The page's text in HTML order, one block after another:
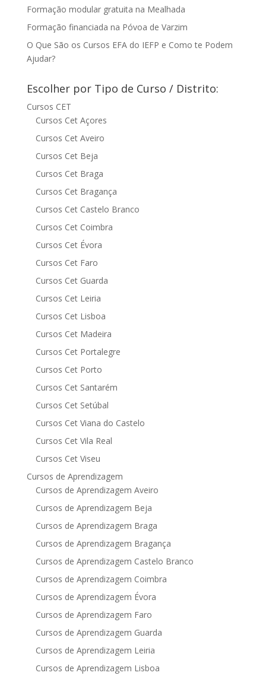
Formação modular gratuita na Mealhada
Formação financiada na Póvoa de Varzim
O Que São os Cursos EFA do IEFP e Como te Podem
Ajudar?
Escolher por Tipo de Curso / Distrito:
Cursos CET
Cursos Cet Açores
Cursos Cet Aveiro
Cursos Cet Beja
Cursos Cet Braga
Cursos Cet Bragança
Cursos Cet Castelo Branco
Cursos Cet Coimbra
Cursos Cet Évora
Cursos Cet Faro
Cursos Cet Guarda
Cursos Cet Leiria
Cursos Cet Lisboa
Cursos Cet Madeira
Cursos Cet Portalegre
Cursos Cet Porto
Cursos Cet Santarém
Cursos Cet Setúbal
Cursos Cet Viana do Castelo
Cursos Cet Vila Real
Cursos Cet Viseu
Cursos de Aprendizagem
Cursos de Aprendizagem Aveiro
Cursos de Aprendizagem Beja
Cursos de Aprendizagem Braga
Cursos de Aprendizagem Bragança
Cursos de Aprendizagem Castelo Branco
Cursos de Aprendizagem Coimbra
Cursos de Aprendizagem Évora
Cursos de Aprendizagem Faro
Cursos de Aprendizagem Guarda
Cursos de Aprendizagem Leiria
Cursos de Aprendizagem Lisboa